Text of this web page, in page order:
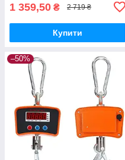
1 359,50 ₴ 2 719 ₴
Купити
–50%